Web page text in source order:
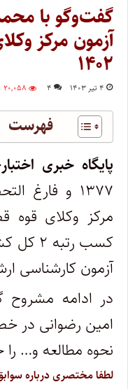
آزمون مرکز
۱۴۰۲
۴ تیر ۱۴۰۳ ۴ ۲۰,۰۵۸
فهرست
پایگاه خبری
۱۳۷۷ و
آزمون کارشناسی ارشد ۱۴۰۳ شده
در ادامه مشروح
امین رضوانی در
نحوه مطالعه و… را
لطفا مختصری درباره